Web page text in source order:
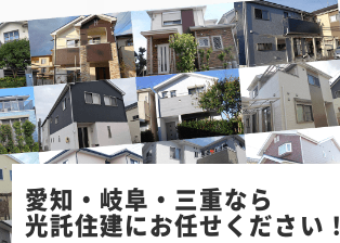
愛知・岐阜・三重なら
光託住建にお任せください！